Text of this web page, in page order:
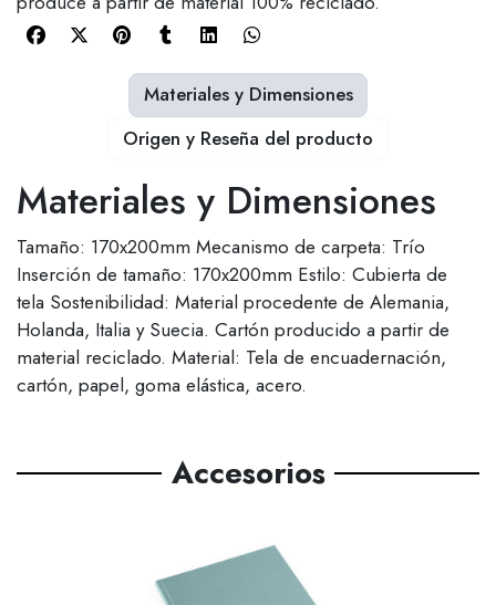
Materiales y Dimensiones
Tamaño: 170x200mm Mecanismo de carpeta: Trío
Inserción de tamaño: 170x200mm Estilo: Cubierta de
tela Sostenibilidad: Material procedente de Alemania,
Holanda, Italia y Suecia. Cartón producido a partir de
material reciclado. Material: Tela de encuadernación,
cartón, papel, goma elástica, acero.
Materiales y Dimensiones
Origen y Reseña del producto
Accesorios